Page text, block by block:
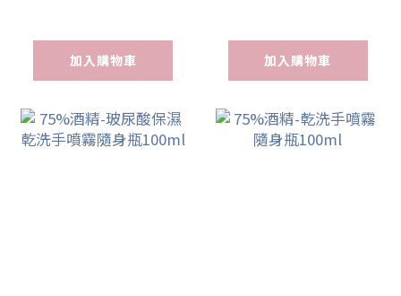
加入購物車 加入購物車